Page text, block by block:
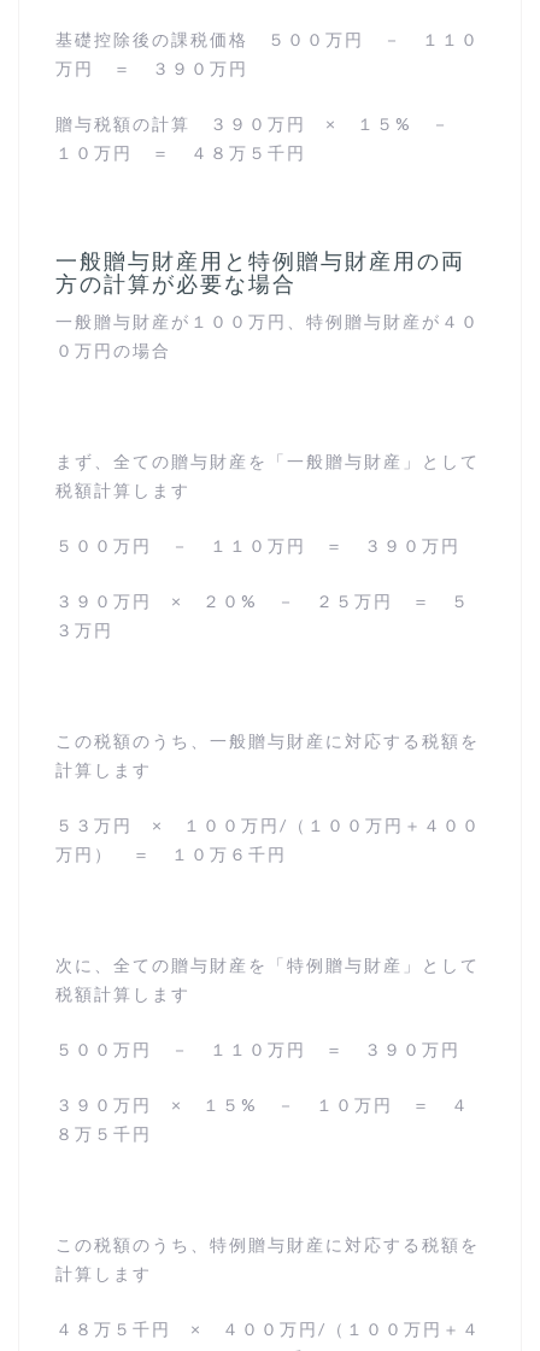
基礎控除後の課税価格 ５００万円 － １１０
万円 ＝ ３９０万円
贈与税額の計算 ３９０万円 × １５% －
１０万円 ＝ ４８万５千円
一般贈与財産用と特例贈与財産用の両
方の計算が必要な場合
一般贈与財産が１００万円、特例贈与財産が４０
０万円の場合
まず、全ての贈与財産を「一般贈与財産」として
税額計算します
５００万円 － １１０万円 ＝ ３９０万円
３９０万円 × ２０% － ２５万円 ＝ ５
３万円
この税額のうち、一般贈与財産に対応する税額を
計算します
５３万円 × １００万円/（１００万円＋４００
万円） ＝ １０万６千円
次に、全ての贈与財産を「特例贈与財産」として
税額計算します
５００万円 － １１０万円 ＝ ３９０万円
３９０万円 × １５% － １０万円 ＝ ４
８万５千円
この税額のうち、特例贈与財産に対応する税額を
計算します
４８万５千円 × ４００万円/（１００万円＋４